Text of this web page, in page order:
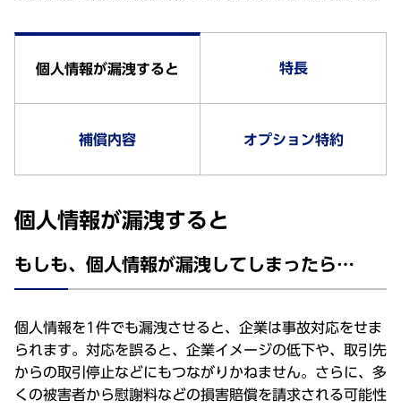
個人情報が漏洩すると 特長
補償内容 オプション特約
個人情報が漏洩すると
もしも、個人情報が漏洩してしまったら…
個人情報を1件でも漏洩させると、企業は事故対応をせま
られます。対応を誤ると、企業イメージの低下や、取引先
からの取引停止などにもつながりかねません。さらに、多
くの被害者から慰謝料などの損害賠償を請求される可能性